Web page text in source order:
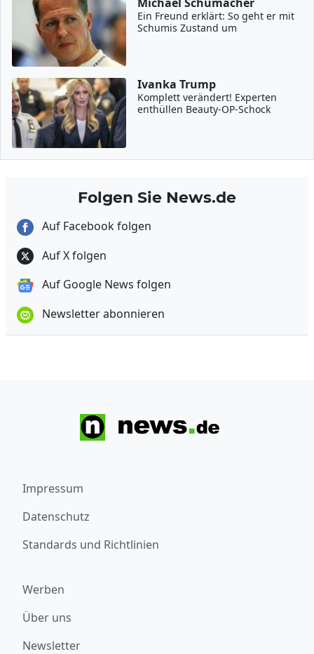
Ein Freund erklärt: So geht er mit
Schumis Zustand um
Ivanka Trump
Komplett verändert! Experten
enthüllen Beauty-OP-Schock
Folgen Sie News.de
Auf Facebook folgen
Auf X folgen
Auf Google News folgen
Newsletter abonnieren
Impressum
Datenschutz
Standards und Richtlinien
Werben
Über uns
Newsletter